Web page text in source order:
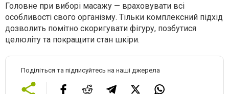
Головне при виборі масажу — враховувати всі
особливості свого організму. Тільки комплексний підхід
дозволить помітно скоригувати фігуру, позбутися
целюліту та покращити стан шкіри.
Поділіться та підписуйтесь на наші джерела